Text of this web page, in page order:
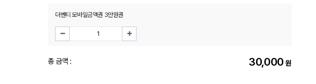
더벤티 모바일금액권 3만원권
총 금액 : 30,000 원